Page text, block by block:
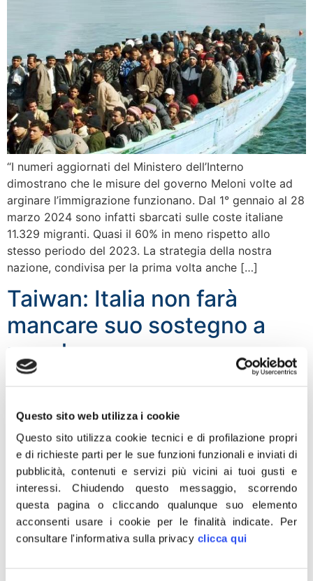
Questo sito web utilizza i cookie
Questo sito utilizza cookie tecnici e di profilazione propri
e di richieste parti per le sue funzioni funzionali e inviati di
pubblicità, contenuti e servizi più vicini ai tuoi gusti e
interessi.Chiudendo questo messaggio, scorrendo
questa pagina o cliccando qualunque suo elemento
acconsenti usare i cookie per le finalità indicate. Per
consultare l'informativa sulla privacy clicca qui
“I numeri aggiornati del Ministero dell’Interno
dimostrano che le misure del governo Meloni volte ad
arginare l’immigrazione funzionano. Dal 1° gennaio al 28
marzo 2024 sono infatti sbarcati sulle coste italiane
11.329 migranti. Quasi il 60% in meno rispetto allo
stesso periodo del 2023. La strategia della nostra
nazione, condivisa per la prima volta anche […]
Taiwan: Italia non farà
mancare suo sostegno a
popolo
“In qualità di presidente del Gruppo Interparlamentare di
amicizia Italia-Taiwan desidero esprimere vicinanza e